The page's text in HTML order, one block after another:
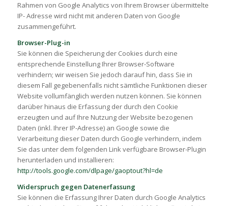
Rahmen von Google Analytics von Ihrem Browser übermittelte
IP- Adresse wird nicht mit anderen Daten von Google
zusammengeführt.
Browser-Plug-in
Sie können die Speicherung der Cookies durch eine
entsprechende Einstellung Ihrer Browser-Software
verhindern; wir weisen Sie jedoch darauf hin, dass Sie in
diesem Fall gegebenenfalls nicht sämtliche Funktionen dieser
Website vollumfänglich werden nutzen können. Sie können
darüber hinaus die Erfassung der durch den Cookie
erzeugten und auf Ihre Nutzung der Website bezogenen
Daten (inkl. Ihrer IP-Adresse) an Google sowie die
Verarbeitung dieser Daten durch Google verhindern, indem
Sie das unter dem folgenden Link verfügbare Browser-Plugin
herunterladen und installieren:
http://tools.google.com/dlpage/gaoptout?hl=de
Widerspruch gegen Datenerfassung
Sie können die Erfassung Ihrer Daten durch Google Analytics